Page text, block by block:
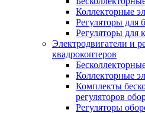
Коллекторные
Регуляторы для
Регуляторы для
Электродвигатели и
квадрокоптеров
Коллекторные
Комплекты
регуляторов
Регуляторы